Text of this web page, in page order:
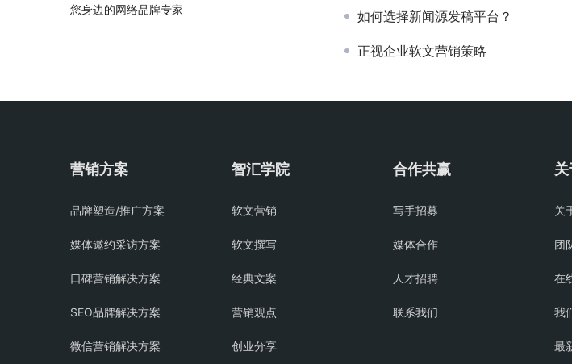
如何选择新闻源发稿平台？
正视企业软文营销策略
您身边的网络品牌专家
营销方案
品牌塑造/推广方案
媒体邀约采访方案
口碑营销解决方案
SEO品牌解决方案
微信营销解决方案
智汇学院
软文营销
软文撰写
经典文案
营销观点
创业分享
合作共赢
写手招募
媒体合作
人才招聘
联系我们
关
团
在
我
最